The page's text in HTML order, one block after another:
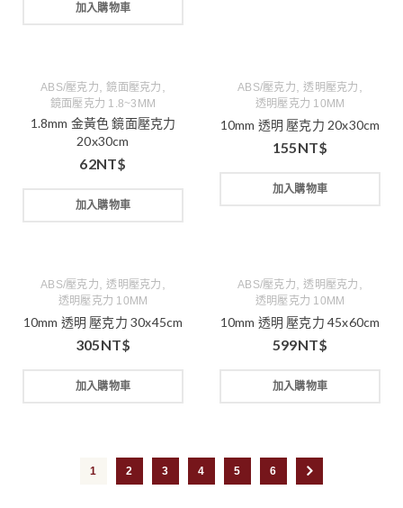
加入購物車
ABS/壓克力 ,鏡面壓克力
鏡面壓克力 1.8~3MM
1.8mm 金黃色 鏡面壓克力
20x30cm
62NT$
加入購物車
ABS/壓克力 ,透明壓克力
透明壓克力 10MM
10mm 透明 壓克力 20x30cm
155NT$
加入購物車
ABS/壓克力 ,透明壓克力
透明壓克力 10MM
10mm 透明 壓克力 30x45cm
305NT$
加入購物車
ABS/壓克力 ,透明壓克力
透明壓克力 10MM
10mm 透明 壓克力 45x60cm
599NT$
加入購物車
1 2 3 4 5 6